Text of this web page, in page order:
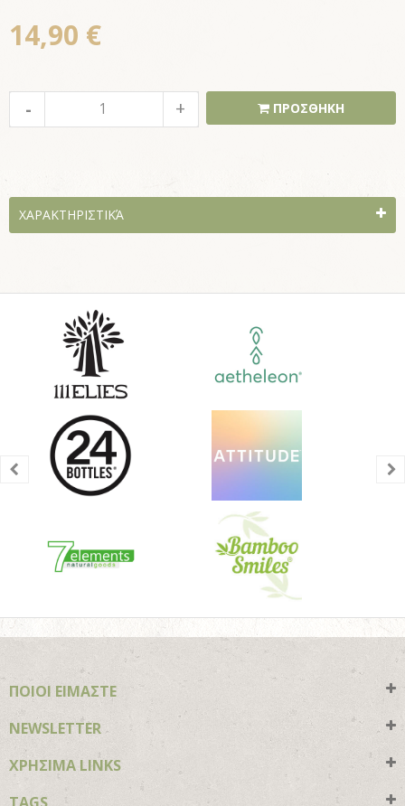
14,90 €
ΠΡΟΣΘΗΚΗ
ΧΑΡΑΚΤΗΡΙΣΤΙΚΆ
ΠΟΙΟΙ ΕΙΜΑΣΤΕ
NEWSLETTER
ΧΡΗΣΙΜΑ LINKS